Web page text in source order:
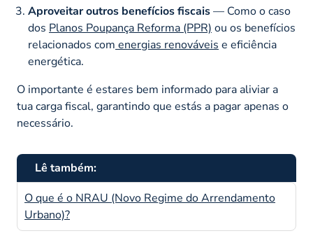
Aproveitar outros benefícios fiscais— Como o caso
dos Planos Poupança Reforma (PPR) ou os benefícios
relacionados com energias renováveis e eficiência
energética.
O importante é estares bem informado para aliviar a
tua carga fiscal, garantindo que estás a pagar apenas o
necessário.
Lê também:
O que é o NRAU (Novo Regime do Arrendamento
Urbano)?